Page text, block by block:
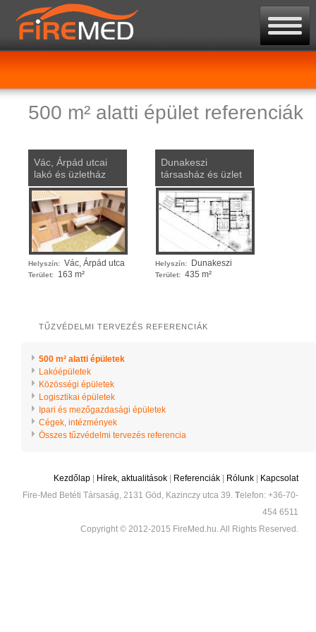
500 m² alatti épület referenciák
Vác, Árpád utcai
lakó és üzletház
Helyszín: Vác, Árpád utca
Terület: 163 m²
Dunakeszi
társasház és üzlet
Helyszín: Dunakeszi
Terület: 435 m²
TŰZVÉDELMI TERVEZÉS REFERENCIÁK
500 m² alatti épületek
Lakóépületek
Közösségi épületek
Logisztikai épületek
Ipari és mezőgazdasági épületek
Cégek, intézmények
Összes tűzvédelmi tervezés referencia
Kezdőlap | Hírek, aktualitások | Referenciák | Rólunk | Kapcsolat
Fire-Med Betéti Társaság, 2131 Göd, Kazinczy utca 39. Telefon: +36-70-
454 6511
Copyright © 2012-2015 FireMed.hu. All Rights Reserved.